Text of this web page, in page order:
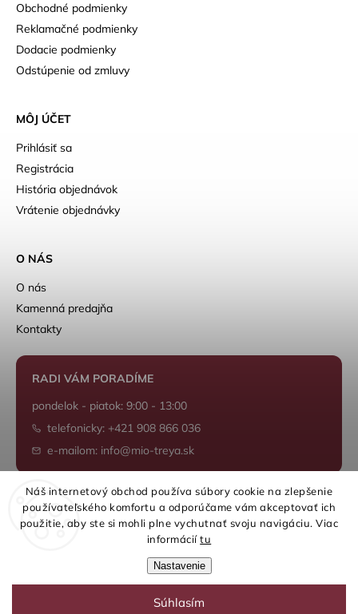
Náš internetový obchod používa súbory cookie na zlepšenie
používateľského komfortu a odporúčame vám akceptovať ich
použitie, aby ste si mohli plne vychutnať svoju navigáciu. Viac
informáciítu
Nastavenie
Súhlasím
Obchodné podmienky
Reklamačné podmienky
Dodacie podmienky
Odstúpenie od zmluvy
MÔJ ÚČET
Prihlásiť sa
Registrácia
História objednávok
Vrátenie objednávky
O NÁS
O nás
Kamenná predajňa
Kontakty
RADI VÁM PORADÍME
pondelok - piatok: 9:00 - 13:00
telefonicky: +421 908 866 036
e-mailom: info@mio-treya.sk
Shoptet.sk